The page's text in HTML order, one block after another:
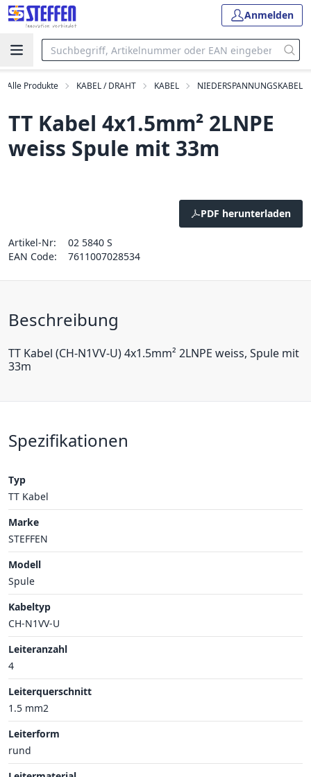
Anmelden
Alle Produkte KABEL / DRAHT KABEL NIEDERSPANNUNGSKABEL
TT Kabel 4x1.5mm² 2LNPE
weiss Spule mit 33m
PDF herunterladen
Artikel-Nr:
02 5840 S
EAN Code:
7611007028534
Beschreibung
TT Kabel (CH-N1VV-U) 4x1.5mm² 2LNPE weiss, Spule mit
33m
Spezifikationen
Typ
TT Kabel
Marke
STEFFEN
Modell
Spule
Kabeltyp
CH-N1VV-U
Leiteranzahl
4
Leiterquerschnitt
1.5 mm2
Leiterform
rund